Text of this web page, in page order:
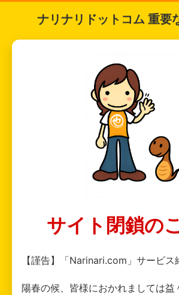
ナリナリドットコム 重要
サイト閉鎖の
【謹告】「Narinari.com」サービ
陽春の候、皆様におかれましては益